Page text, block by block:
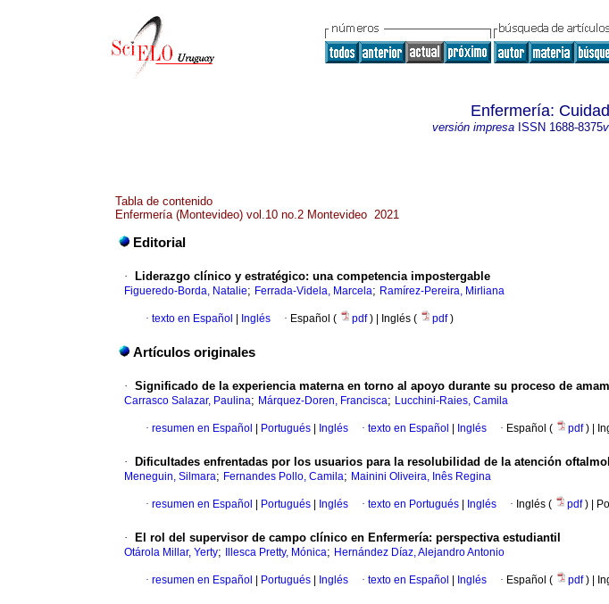
Enfermería:
versión impresaISSN 1688-8375
Tabla de contenido
Enfermería (Montevideo) vol.10 no.2 Montevideo 2021
Editorial
· Liderazgo clínico y estratégico: una competencia impostergable
Figueredo-Borda, Natalie; Ferrada-Videla, Marcela; Ramírez-Pereira, Mirliana
· texto en Español Inglés · Español ( pdf) | Inglés ( pdf)
Artículos originales
· Significado de la experiencia materna en torno al apoyo durante su proceso de
Carrasco Salazar, Paulina; Márquez-Doren, Francisca; Lucchini-Raies, Camila
· resumen en Español Portugués Inglés · texto en Español Inglés · Español ( pdf) |
· Dificultades enfrentadas por los usuarios para la resolubilidad de la atención
Meneguin, Silmara; Fernandes Pollo, Camila; Mainini Oliveira, Inês Regina
· resumen en Español Portugués Inglés · texto en Portugués Inglés · Inglés ( pdf) |
· El rol del supervisor de campo clínico en Enfermería: perspectiva estudiantil
Otárola Millar, Yerty; Illesca Pretty, Mónica; Hernández Díaz, Alejandro Antonio
· resumen en Español Portugués Inglés · texto en Español Inglés · Español ( pdf) |